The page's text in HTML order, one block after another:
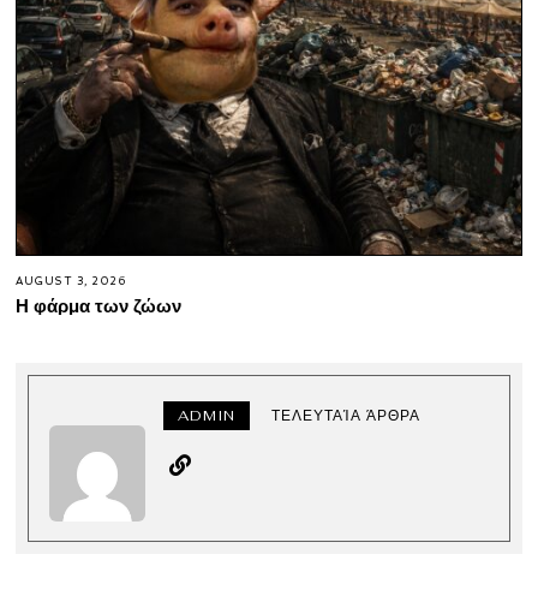
AUGUST 3, 2026
Η φάρμα των ζώων
ADMIN ΤΕΛΕΥΤΑΊΑ ΆΡΘΡΑ